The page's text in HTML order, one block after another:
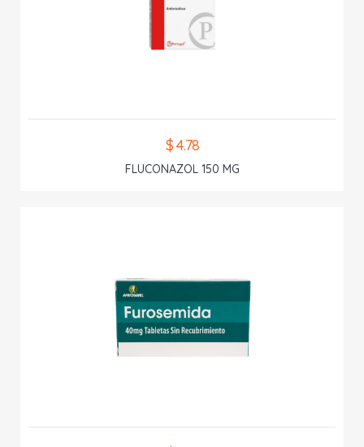
$ 4.78
FLUCONAZOL 150 MG